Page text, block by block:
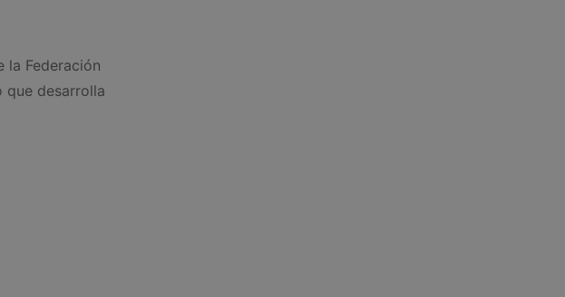
la Federación
que desarrolla